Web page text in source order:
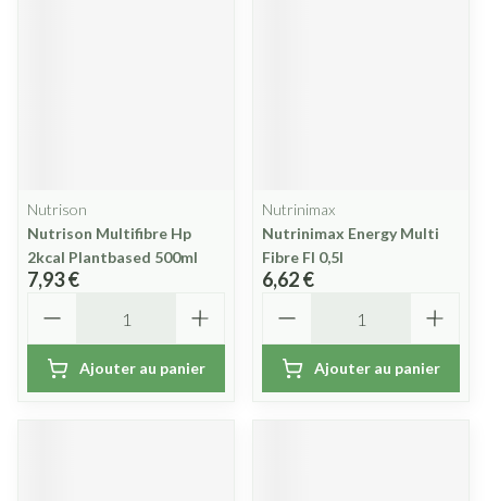
Nutrison
Nutrison Multifibre Hp
2kcal Plantbased 500ml
7,93 €
Ajouter au panier
Nutrinimax
Nutrinimax Energy Multi
Fibre Fl 0,5l
6,62 €
Ajouter au panier